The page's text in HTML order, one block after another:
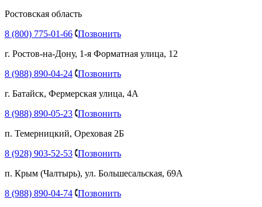
Ростовская область
8 (800) 775-01-66 Позвонить
г. Ростов-на-Дону, 1-я Форматная улица, 12
8 (988) 890-04-24 Позвонить
г. Батайск, Фермерская улица, 4А
8 (988) 890-05-23 Позвонить
п. Темерницкий, Ореховая 2Б
8 (928) 903-52-53 Позвонить
п. Крым (Чалтырь), ул. Большесальская, 69А
8 (988) 890-04-74 Позвонить